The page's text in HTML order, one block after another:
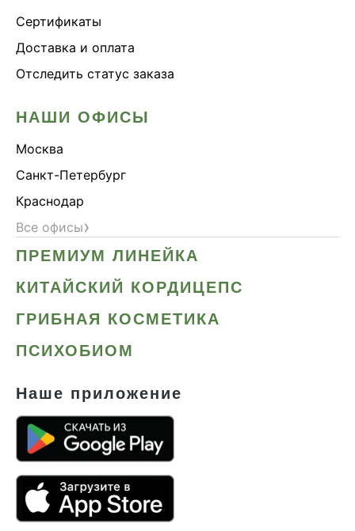
Сертификаты
Доставка и оплата
Отследить статус заказа
НАШИ ОФИСЫ
Москва
Санкт-Петербург
Краснодар
Все офисы›
ПРЕМИУМ ЛИНЕЙКА
КИТАЙСКИЙ КОРДИЦЕПС
ГРИБНАЯ КОСМЕТИКА
ПСИХОБИОМ
Наше приложение